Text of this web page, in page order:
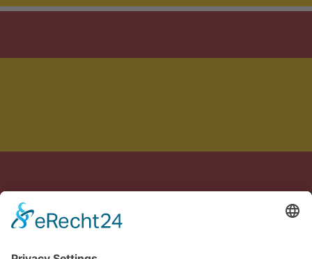
Feito com carinho na Alemanha e na Espanha
Aviso legal Política de privacidade